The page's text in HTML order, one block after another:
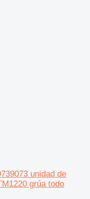
unidad de
grúa todo